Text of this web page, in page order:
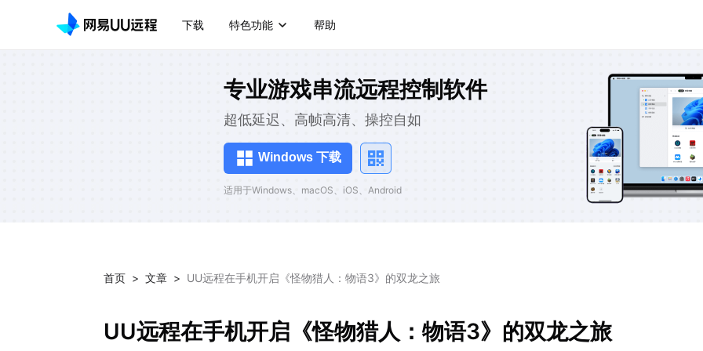
下载 特色功能 帮助
专业游戏串流远程控制软件
超低延迟、高帧高清、操控自如
Windows 下载
适用于Windows、macOS、iOS、Android
首页 > 文章 > UU远程在手机开启《怪物猎人：物语3》的双龙之旅
UU远程在手机开启《怪物猎人：物语3》的双龙之旅